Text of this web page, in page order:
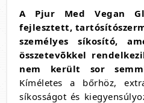
A Pjur Med Vegan
fejlesztett,
személyes síkosító,
összetevõkkel
nem került sor
Kíméletes a bőrhöz,
síkosságot és